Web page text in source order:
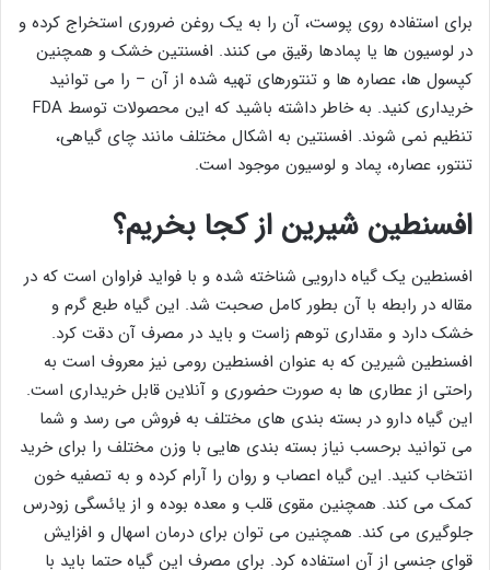
برای استفاده روی پوست، آن را به یک روغن ضروری استخراج کرده و
در لوسیون ها یا پمادها رقیق می کنند. افسنتین خشک و همچنین
کپسول ها، عصاره ها و تنتورهای تهیه شده از آن – را می توانید
خریداری کنید. به خاطر داشته باشید که این محصولات توسط FDA
تنظیم نمی شوند. افسنتین به اشکال مختلف مانند چای گیاهی،
تنتور، عصاره، پماد و لوسیون موجود است.
افسنطین شیرین از کجا بخریم؟
افسنطین یک گیاه دارویی شناخته شده و با فواید فراوان است که در
مقاله در رابطه با آن بطور کامل صحبت شد. این گیاه طبع گرم و
خشک دارد و مقداری توهم زاست و باید در مصرف آن دقت کرد.
افسنطین شیرین که به عنوان افسنطین رومی نیز معروف است به
راحتی از عطاری ها به صورت حضوری و آنلاین قابل خریداری است.
این گیاه دارو در بسته بندی های مختلف به فروش می رسد و شما
می توانید برحسب نیاز بسته بندی هایی با وزن مختلف را برای خرید
انتخاب کنید. این گیاه اعصاب و روان را آرام کرده و به تصفیه خون
کمک می کند. همچنین مقوی قلب و معده بوده و از یائسگی زودرس
جلوگیری می کند. همچنین می توان برای درمان اسهال و افزایش
قوای جنسی از آن استفاده کرد. برای مصرف این گیاه حتما باید با